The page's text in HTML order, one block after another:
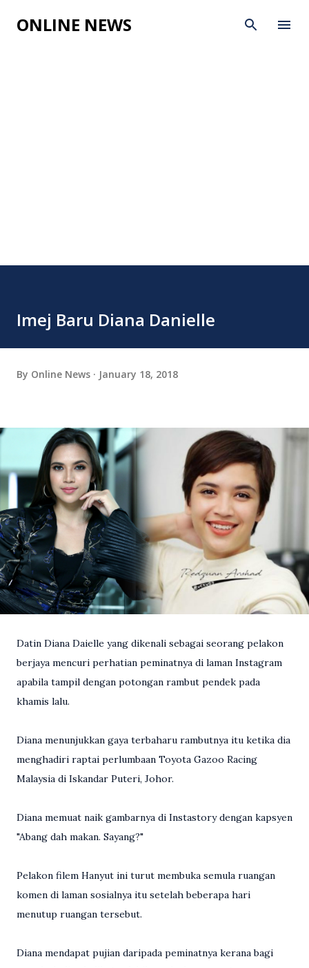
Skip to main content
ONLINE NEWS
Imej Baru Diana Danielle
By Online News January 18, 2018
Datin Diana Daielle yang dikenali sebagai seorang pelakon
berjaya mencuri perhatian peminatnya di laman Instagram
apabila tampil dengan potongan rambut pendek pada
khamis lalu.
Diana menunjukkan gaya terbaharu rambutnya itu ketika dia
menghadiri raptai perlumbaan Toyota Gazoo Racing
Malaysia di Iskandar Puteri, Johor.
Diana memuat naik gambarnya di Instastory dengan kapsyen
"Abang dah makan. Sayang?"
Pelakon filem Hanyut ini turut membuka semula ruangan
komen di laman sosialnya itu setelah beberapa hari
menutup ruangan tersebut.
Diana mendapat pujian daripada peminatnya kerana bagi